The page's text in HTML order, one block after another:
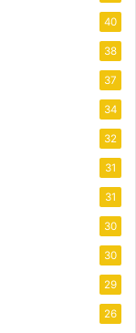
40
38
37
34
32
31
31
30
30
29
26